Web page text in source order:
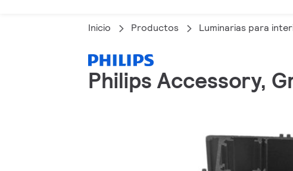
Inicio Productos Luminarias para
Philips Accessory,